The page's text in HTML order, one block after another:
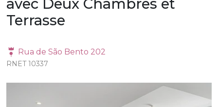
avec Deux Chambres et
Terrasse
Rua de São Bento 202
RNET 10337